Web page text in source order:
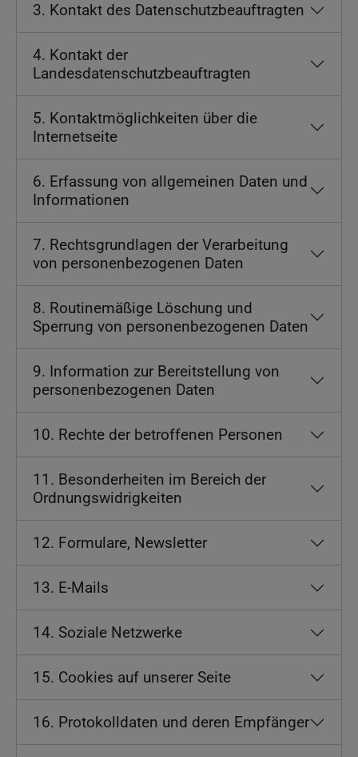
3. Kontakt des Datenschutzbeauftragten
4. Kontakt der
Landesdatenschutzbeauftragten
5. Kontaktmöglichkeiten über die
Internetseite
6. Erfassung von allgemeinen Daten und
Informationen
7. Rechtsgrundlagen der Verarbeitung
von personenbezogenen Daten
8. Routinemäßige Löschung und
Sperrung von personenbezogenen Daten
9. Information zur Bereitstellung von
personenbezogenen Daten
10. Rechte der betroffenen Personen
11. Besonderheiten im Bereich der
Ordnungswidrigkeiten
12. Formulare, Newsletter
13. E-Mails
14. Soziale Netzwerke
15. Cookies auf unserer Seite
16. Protokolldaten und deren Empfänger